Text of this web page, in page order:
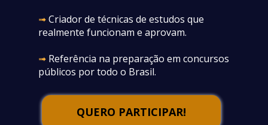
➟ Criador de técnicas de estudos que
realmente funcionam e aprovam.
➟ Referência na preparação em concursos
públicos por todo o Brasil.
QUERO PARTICIPAR!